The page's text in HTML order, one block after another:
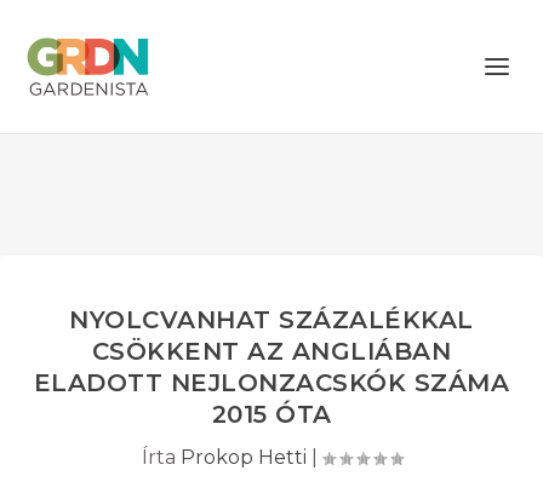
NYOLCVANHAT SZÁZALÉKKAL
CSÖKKENT AZ ANGLIÁBAN
ELADOTT NEJLONZACSKÓK SZÁMA
2015 ÓTA
Írta Prokop Hetti